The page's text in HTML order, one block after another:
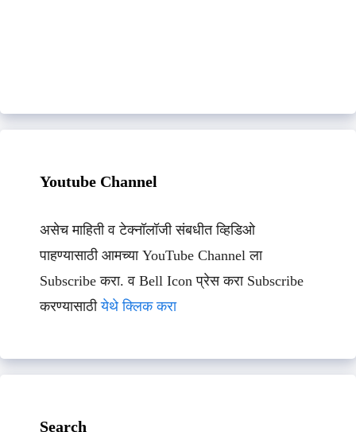
Youtube Channel
असेच माहिती व टेक्नॉलॉजी संबधीत व्हिडिओ
पाहण्यासाठी आमच्या YouTube Channel ला
Subscribe करा. व Bell Icon प्रेस करा Subscribe
करण्यासाठीयेथे क्लिक करा
Search